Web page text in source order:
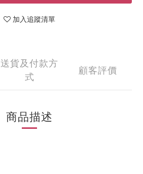
加入追蹤清單
送貨及付款方
式
顧客評價
商品描述